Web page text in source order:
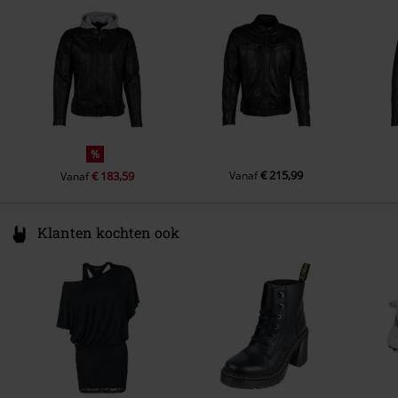
Mouwvoering
100% polyester
Hood material
55% katoen, 45% polyester
Ander materiaal
Mouwvoering: 100% polyester
shop@mauritius.de
%
Vanaf€ 183,59 Vanaf€ 215,99
Klanten kochten ook